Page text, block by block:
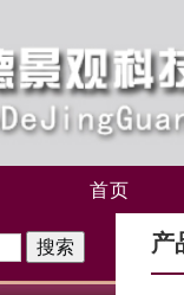
首页
产